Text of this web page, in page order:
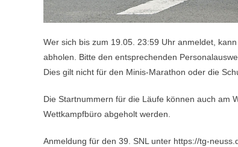
Wer sich bis zum 19.05. 23:59 Uhr anmeldet,
abholen. Bitte den entsprechenden
Dies gilt nicht für den Minis-Marathon oder die
Die Startnummern für die Läufe können auch am
Wettkampfbüro abgeholt werden.
Anmeldung für den 39. SNL unter https://tg-